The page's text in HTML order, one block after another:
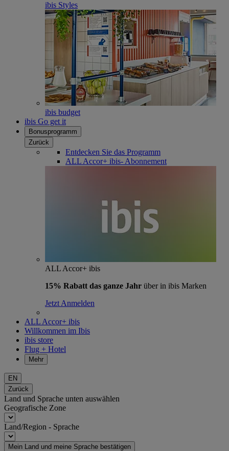
ibis Styles
ibis budget
ibis Go get it
Bonusprogramm
Zurück
Entdecken Sie das Programm
ALL Accor+ ibis- Abonnement
ALL Accor+ ibis
15% Rabatt das ganze Jahr über in ibis Marken
Jetzt Anmelden
ALL Accor+ ibis
Willkommen im Ibis
ibis store
Flug + Hotel
Mehr
EN
Zurück
Land und Sprache unten auswählen
Geografische Zone
Land/Region - Sprache
Mein Land und meine Sprache bestätigen